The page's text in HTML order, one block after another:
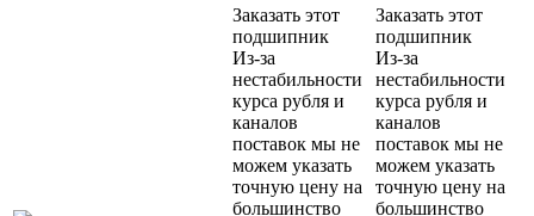
Заказать этот
подшипник
Из-за
нестабильности
курса рубля и
каналов
поставок мы не
можем указать
точную цену на
большинство
Заказать этот
подшипник
Из-за
нестабильности
курса рубля и
каналов
поставок мы не
можем указать
точную цену на
большинство